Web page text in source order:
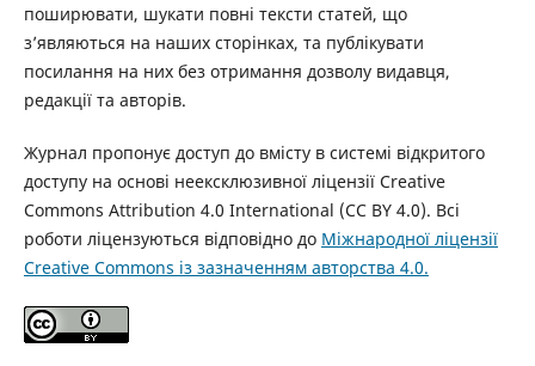
поширювати, шукати повні тексти статей, що
з’являються на наших сторінках, та публікувати
посилання на них без отримання дозволу видавця,
редакції та авторів.
Журнал пропонує доступ до вмісту в системі відкритого
доступу на основі неексклюзивної ліцензії Creative
Commons Attribution 4.0 International (CC BY 4.0). Всі
роботи ліцензуються відповідно до Міжнародної ліцензії
Creative Commons із зазначенням авторства 4.0.